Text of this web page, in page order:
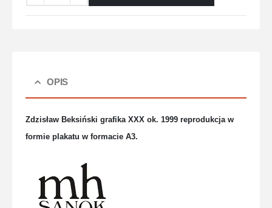
OPIS
Zdzisław Beksiński grafika XXX ok. 1999 reprodukcja w
formie plakatu w formacie A3.